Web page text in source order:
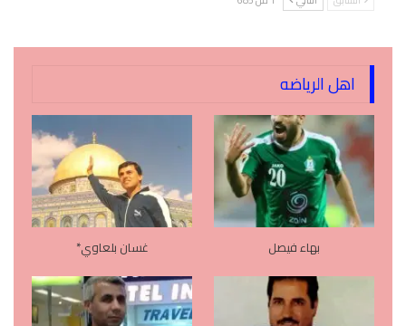
اهل الرياضه
بهاء فيصل غسان بلعاوي*